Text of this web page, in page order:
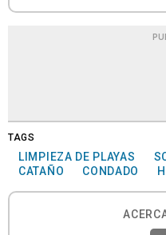
TAGS
LIMPIEZA DE PLAYAS
CATAÑO
CONDADO